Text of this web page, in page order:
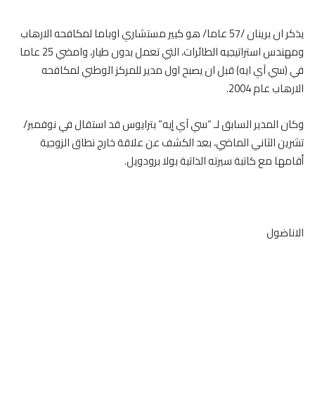
يذكر ان برينان /57 عاما/ هو كبير مستشاري اوباما لمكافحه الارهاب
ومهندس استراتيجيه الطائرات، التي تعمل بدون طيار، وامضي 25 عاما
في (سي آي ايه) قبل ان يصبح اول مدير للمركز الوطني لمكافحه
الارهاب عام 2004.
وكان المدير السابق لـ “سي آي إيه” بترايوس قد استقال في نوفمبر/
تشرين الثاني الماضي، بعد الكشف عن علاقة خارج نطاق الزوجية
أقامها مع كاتبة سيرته الذاتية بولا برودويل.
الاناضول